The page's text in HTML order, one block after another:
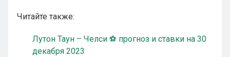
Читайте также:
Лутон Таун – Челси ⚽ прогноз и ставки на 30
декабря 2023